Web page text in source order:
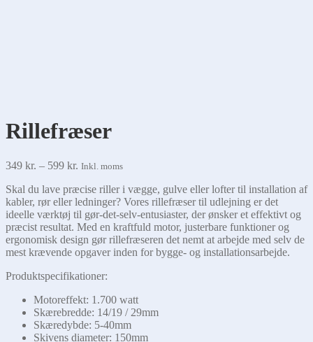
Rillefræser
349 kr. – 599 kr. Prisinterval:
til
599 kr.
Inkl. moms
Skal du lave præcise riller i vægge, gulve eller lofter til installation af
kabler, rør eller ledninger? Vores rillefræser til udlejning er det
ideelle værktøj til gør-det-selv-entusiaster, der ønsker et effektivt og
præcist resultat. Med en kraftfuld motor, justerbare funktioner og
ergonomisk design gør rillefræseren det nemt at arbejde med selv de
mest krævende opgaver inden for bygge- og installationsarbejde.
Produktspecifikationer:
Motoreffekt: 1.700 watt
Skærebredde: 14/19 / 29mm
Skæredybde: 5-40mm
Skivens diameter: 150mm